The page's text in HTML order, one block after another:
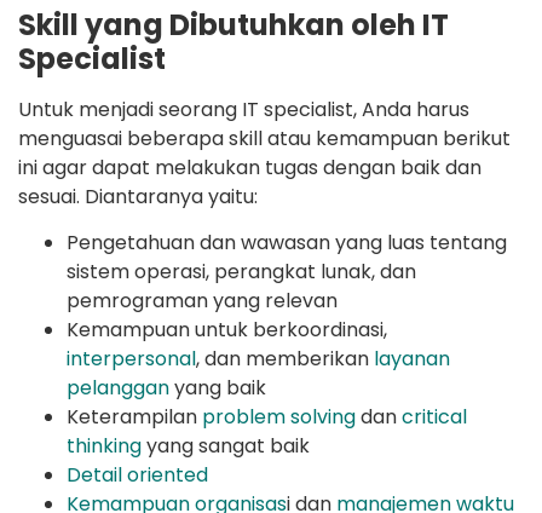
Skill yang Dibutuhkan oleh IT
Specialist
Untuk menjadi seorang IT specialist, Anda harus
menguasai beberapa skill atau kemampuan berikut
ini agar dapat melakukan tugas dengan baik dan
sesuai. Diantaranya yaitu:
Pengetahuan dan wawasan yang luas tentang
sistem operasi, perangkat lunak, dan
pemrograman yang relevan
Kemampuan untuk berkoordinasi,
interpersonal, dan memberikan layanan
pelangganyang baik
Keterampilan problem solvingdancritical
thinkingyang sangat baik
Detail oriented
Kemampuan organisasi dan manajemen waktu